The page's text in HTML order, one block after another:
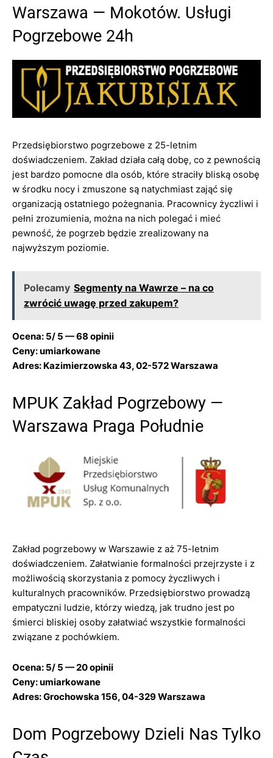
Warszawa — Mokotów. Usługi
Pogrzebowe 24h
Przedsiębiorstwo pogrzebowe z 25-letnim
doświadczeniem. Zakład działa całą dobę, co z pewnością
jest bardzo pomocne dla osób, które straciły bliską osobę
w środku nocy i zmuszone są natychmiast zająć się
organizacją ostatniego pożegnania. Pracownicy życzliwi i
pełni zrozumienia, można na nich polegać i mieć
pewność, że pogrzeb będzie zrealizowany na
najwyższym poziomie.
Polecamy Segmenty na Wawrze – na co
zwrócić uwagę przed zakupem?
Ocena: 5/ 5 — 68 opinii
Ceny: umiarkowane
Adres: Kazimierzowska 43, 02-572 Warszawa
MPUK Zakład Pogrzebowy —
Warszawa Praga Południe
Zakład pogrzebowy w Warszawie z aż 75-letnim
doświadczeniem. Załatwianie formalności przejrzyste i z
możliwością skorzystania z pomocy życzliwych i
kulturalnych pracowników. Przedsiębiorstwo prowadzą
empatyczni ludzie, którzy wiedzą, jak trudno jest po
śmierci bliskiej osoby załatwiać wszystkie formalności
związane z pochówkiem.
Ocena: 5/ 5 — 20 opinii
Ceny: umiarkowane
Adres: Grochowska 156, 04-329 Warszawa
Dom Pogrzebowy Dzieli Nas Tylko